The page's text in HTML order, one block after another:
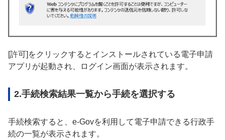
[許可]をクリックするとインストールされている電子申請
アプリが起動され、ログイン画面が表示されます。
2.手続検索結果一覧から手続を選択する
手続検索すると、e-Govを利用して電子申請できる行政手
続の一覧が表示されます。